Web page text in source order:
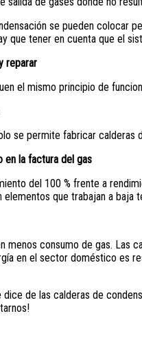
se pueden colocar
que tener en cuenta que el
reparar
el mismo principio de
se permite fabricar calderas
en la factura del gas
del 100 % frente a
elementos que trabajan a baja
menos consumo de gas. Las
en el sector doméstico es
de las calderas de